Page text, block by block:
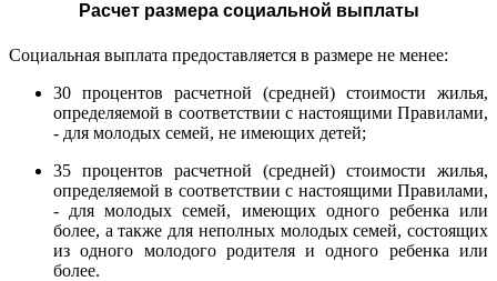
Расчет размера социальной выплаты
Социальная выплата предоставляется в размере не менее:
30 процентов расчетной (средней) стоимости жилья,
определяемой в соответствии с настоящими Правилами,
- для молодых семей, не имеющих детей;
35 процентов расчетной (средней) стоимости жилья,
определяемой в соответствии с настоящими Правилами,
- для молодых семей, имеющих одного ребенка или
более, а также для неполных молодых семей, состоящих
из одного молодого родителя и одного ребенка или
более.